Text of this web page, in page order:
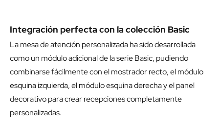
Integración perfecta con la colección Basic
La mesa de atención personalizada ha sido desarrollada
como un módulo adicional de la serie Basic, pudiendo
combinarse fácilmente con elmostrador recto, elmódulo
esquina izquierda, elmódulo esquina derechay elpanel
decorativopara crear recepciones completamente
personalizadas.